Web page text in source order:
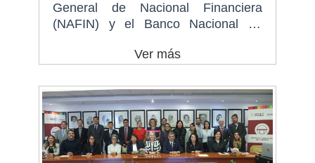
General de Nacional Financiera
(NAFIN) y el Banco Nacional de
Ver más